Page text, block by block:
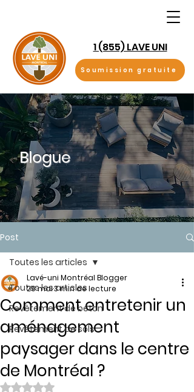
Soumission gratuite
1 (855) LAVE UNI
Blogue
Post
Toutes les articles
Revêtement de béton
Revêtement de sols
Toutes les articles
Comment entretenir un
aménagement
paysager dans le centre
de Montréal ?
Lavé-uni Montréal Blogger
29 mai3 min de lecture
Noté NaN étoiles sur 5.